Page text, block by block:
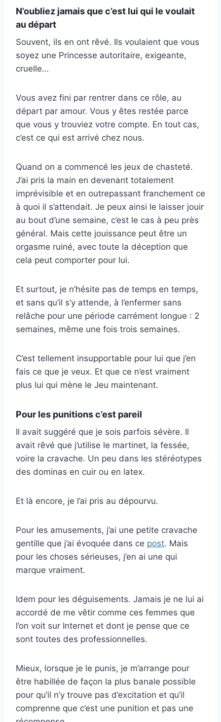
N’oubliez jamais que c’est lui qui le voulait
au départ
Souvent, ils en ont rêvé. Ils voulaient que vous
soyez une Princesse autoritaire, exigeante,
cruelle…
Vous avez fini par rentrer dans ce rôle, au
départ par amour. Vous y êtes restée parce
que vous y trouviez votre compte. En tout cas,
c’est ce qui est arrivé chez nous.
Quand on a commencé les jeux de chasteté.
J’ai pris la main en devenant totalement
imprévisible et en outrepassant franchement ce
à quoi il s’attendait. Je peux ainsi le laisser jouir
au bout d’une semaine, c’est le cas à peu près
général. Mais cette jouissance peut être un
orgasme ruiné, avec toute la déception que
cela peut comporter pour lui.
Et surtout, je n’hésite pas de temps en temps,
et sans qu’il s’y attende, à l’enfermer sans
relâche pour une période carrément longue : 2
semaines, même une fois trois semaines.
C’est tellement insupportable pour lui que j’en
fais ce que je veux. Et que ce n’est vraiment
plus lui qui mène le Jeu maintenant.
Pour les punitions c’est pareil
Il avait suggéré que je sois parfois sévère. Il
avait rêvé que j’utilise le martinet, la fessée,
voire la cravache. Un peu dans les stéréotypes
des dominas en cuir ou en latex.
Et là encore, je l’ai pris au dépourvu.
Pour les amusements, j’ai une petite cravache
gentille que j’ai évoquée dans ce post. Mais
pour les choses sérieuses, j’en ai une qui
marque vraiment.
Idem pour les déguisements. Jamais je ne lui ai
accordé de me vêtir comme ces femmes que
l’on voit sur Internet et dont je pense que ce
sont toutes des professionnelles.
Mieux, lorsque je le punis, je m’arrange pour
être habillée de façon la plus banale possible
pour qu’il n’y trouve pas d’excitation et qu’il
comprenne que c’est une punition et pas une